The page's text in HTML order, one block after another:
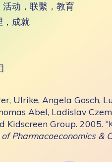
动，联繫，教育
，成就
Ulrike, Angela Gosch,
Abel, Ladislav
Kidscreen Group. 2005.
Pharmacoeconomics &